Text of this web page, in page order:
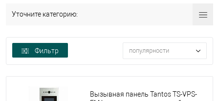
Уточните категорию:
Фильтр популярности
Вызывная панель Tantos TS-VPS-